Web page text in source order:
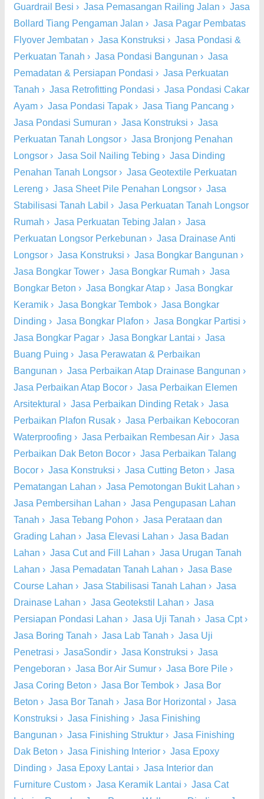
Guardrail Besi › Jasa Pemasangan Railing Jalan › Jasa
Bollard Tiang Pengaman Jalan › Jasa Pagar Pembatas
Flyover Jembatan › Jasa Konstruksi › Jasa Pondasi &
Perkuatan Tanah › Jasa Pondasi Bangunan › Jasa
Pemadatan & Persiapan Pondasi › Jasa Perkuatan
Tanah › Jasa Retrofitting Pondasi › Jasa Pondasi Cakar
Ayam › Jasa Pondasi Tapak › Jasa Tiang Pancang ›
Jasa Pondasi Sumuran › Jasa Konstruksi › Jasa
Perkuatan Tanah Longsor › Jasa Bronjong Penahan
Longsor › Jasa Soil Nailing Tebing › Jasa Dinding
Penahan Tanah Longsor › Jasa Geotextile Perkuatan
Lereng › Jasa Sheet Pile Penahan Longsor › Jasa
Stabilisasi Tanah Labil › Jasa Perkuatan Tanah Longsor
Rumah › Jasa Perkuatan Tebing Jalan › Jasa
Perkuatan Longsor Perkebunan › Jasa Drainase Anti
Longsor › Jasa Konstruksi › Jasa Bongkar Bangunan ›
Jasa Bongkar Tower › Jasa Bongkar Rumah › Jasa
Bongkar Beton › Jasa Bongkar Atap › Jasa Bongkar
Keramik › Jasa Bongkar Tembok › Jasa Bongkar
Dinding › Jasa Bongkar Plafon › Jasa Bongkar Partisi ›
Jasa Bongkar Pagar › Jasa Bongkar Lantai › Jasa
Buang Puing › Jasa Perawatan & Perbaikan
Bangunan › Jasa Perbaikan Atap Drainase Bangunan ›
Jasa Perbaikan Atap Bocor › Jasa Perbaikan Elemen
Arsitektural › Jasa Perbaikan Dinding Retak › Jasa
Perbaikan Plafon Rusak › Jasa Perbaikan Kebocoran
Waterproofing › Jasa Perbaikan Rembesan Air › Jasa
Perbaikan Dak Beton Bocor › Jasa Perbaikan Talang
Bocor › Jasa Konstruksi › Jasa Cutting Beton › Jasa
Pematangan Lahan › Jasa Pemotongan Bukit Lahan ›
Jasa Pembersihan Lahan › Jasa Pengupasan Lahan
Tanah › Jasa Tebang Pohon › Jasa Perataan dan
Grading Lahan › Jasa Elevasi Lahan › Jasa Badan
Lahan › Jasa Cut and Fill Lahan › Jasa Urugan Tanah
Lahan › Jasa Pemadatan Tanah Lahan › Jasa Base
Course Lahan › Jasa Stabilisasi Tanah Lahan › Jasa
Drainase Lahan › Jasa Geotekstil Lahan › Jasa
Persiapan Pondasi Lahan › Jasa Uji Tanah › Jasa Cpt›
Jasa Boring Tanah › Jasa Lab Tanah › Jasa Uji
Penetrasi › JasaSondir › Jasa Konstruksi › Jasa
Pengeboran › Jasa Bor Air Sumur › Jasa Bore Pile ›
Jasa Coring Beton › Jasa Bor Tembok › Jasa Bor
Beton › Jasa Bor Tanah › Jasa Bor Horizontal › Jasa
Konstruksi › Jasa Finishing › Jasa Finishing
Bangunan › Jasa Finishing Struktur › Jasa Finishing
Dak Beton › Jasa Finishing Interior › Jasa Epoxy
Dinding › Jasa Epoxy Lantai › Jasa Interior dan
Furniture Custom › Jasa Keramik Lantai › Jasa Cat